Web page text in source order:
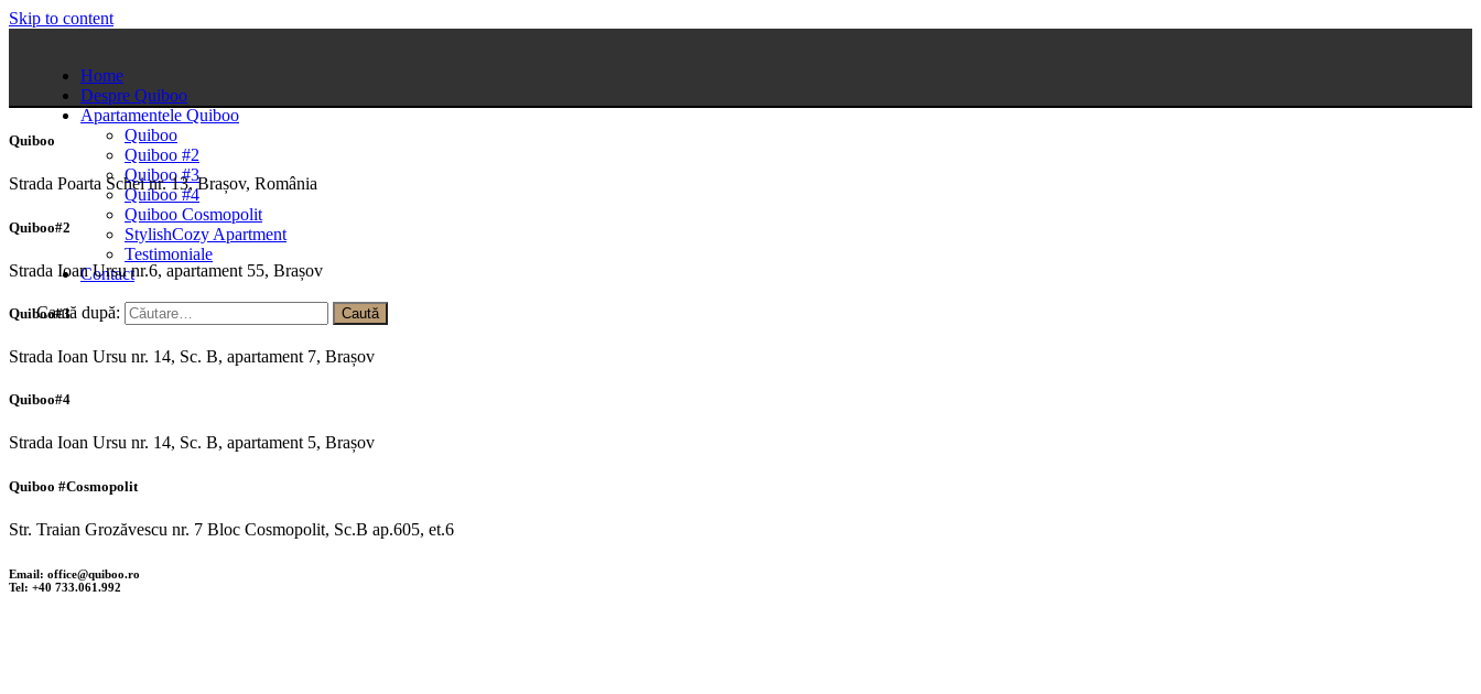
Skip to content
Home
Despre Quiboo
Apartamentele Quiboo
Quiboo
Quiboo #2
Quiboo #3
Quiboo #4
Quiboo Cosmopolit
StylishCozy Apartment
Testimoniale
Contact
Caută după:
Quiboo
Strada Poarta Schei nr. 13, Brașov, România
Quiboo#2
Strada Ioan Ursu nr.6, apartament 55, Brașov
Quiboo#3
Strada Ioan Ursu nr. 14, Sc. B, apartament 7, Brașov
Quiboo#4
Strada Ioan Ursu nr. 14, Sc. B, apartament 5, Brașov
Quiboo #Cosmopolit
Str. Traian Grozăvescu nr. 7 Bloc Cosmopolit, Sc.B ap.605, et.6
Email: office@quiboo.ro
Tel: +40 733.061.992